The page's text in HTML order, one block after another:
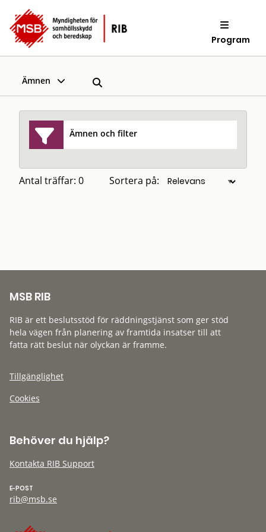
Program
Ämnen
Ämnen och filter
Antal träffar: 0 Sortera på:
MSB RIB
RIB är ett beslutsstöd för räddningstjänst som ger stöd
hela vägen från planering av framtida insatser till att
fatta rätt beslut när olyckan är framme.
Tillgänglighet
Cookies
Behöver du hjälp?
Kontakta RIB Support
E-POST
rib@msb.se